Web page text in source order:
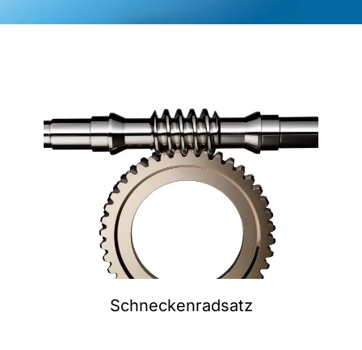
Schneckenradsatz